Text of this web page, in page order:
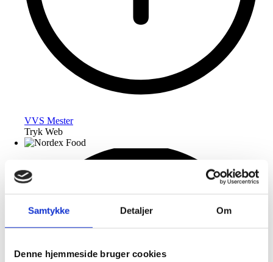
Samtykke Detaljer Om
Denne hjemmeside bruger cookies
VVS Mester
Tryk Web